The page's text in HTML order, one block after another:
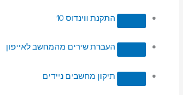
התקנת ווינדוס 10
העברת שירים מהמחשב לאייפון
תיקון מחשבים ניידים